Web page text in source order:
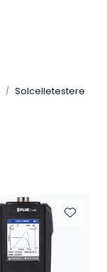
Solcelletestere